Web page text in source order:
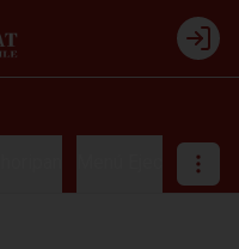
Login
Menú Ejecutivos